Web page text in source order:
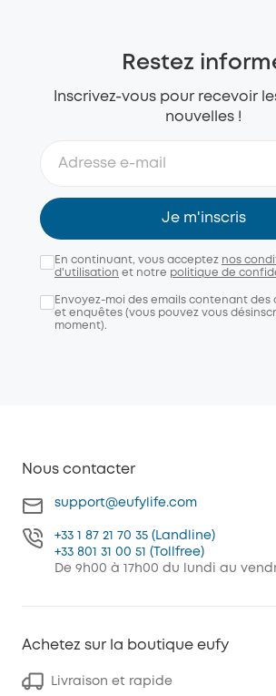
Restez
Inscrivez-vous pour recevoir
nouvelles !
Je m'inscris
En continuant, vous acceptez nos
d'utilisation et notre politique de
Envoyez-moi des emails contenant
et enquêtes (vous pouvez vous
moment).
Nous contacter
support@eufylife.com
+33 1 87 21 70 35 (Landline)
+33 801 31 00 51 (Tollfree)
De 9h00 à 17h00 du lundi au
Achetez sur la boutique eufy
Livraison et rapide